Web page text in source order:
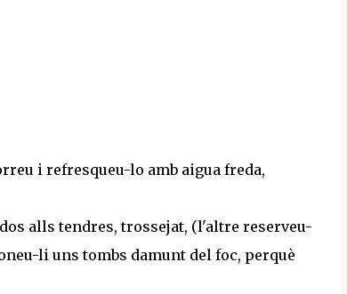
i refresqueu-lo amb aigua freda,
alls tendres, trossejat, (l'altre reserveu-
li uns tombs damunt del foc, perquè